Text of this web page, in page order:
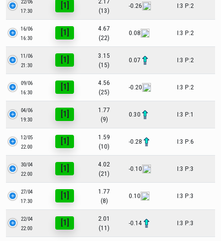
22/06
17:30
[1]
(13)
-0.26 I:3 P:2
16/06
16:30
[1]
4.67
(22)
0.08 I:3 P:2
11/06
21:30
[1]
3.15
(15)
0.07 I:3 P:2
09/06
16:30
[1]
4.56
(25)
-0.20 I:3 P:2
04/06
19:30
[1]
1.77
(9)
0.30 I:3 P:1
12/05
22:00
[1]
1.59
(10)
-0.28 I:3 P:6
30/04
22:00
[1]
4.02
(21)
-0.10 I:3 P:3
27/04
17:30
[1]
1.77
(8)
0.10 I:3 P:3
22/04
22:00
[1]
2.01
(11)
-0.14 I:3 P:3